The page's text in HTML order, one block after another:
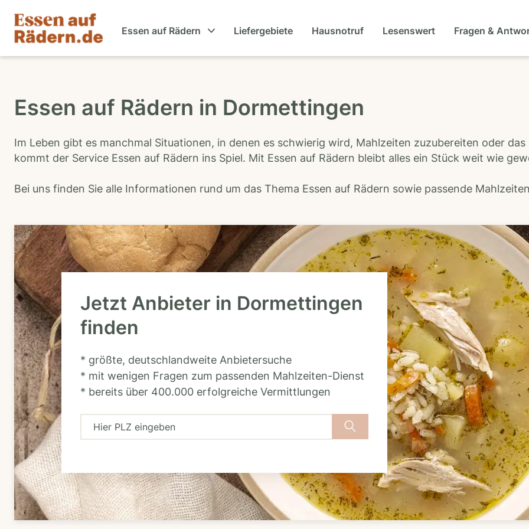
Essen auf Rädern Liefergebiete Hausnotruf Lesenswert Fragen &
Essen auf Rädern in Dormettingen
Im Leben gibt es manchmal Situationen, in denen es schwierig wird, Mahlzeiten zuzubereiten oder
kommt der Service Essen auf Rädern ins Spiel. Mit Essen auf Rädern bleibt alles ein Stück weit wie
Bei uns finden Sie alle Informationen rund um das Thema Essen auf Rädern sowie passende
Jetzt Anbieter in Dormettingen
finden
* größte, deutschlandweite Anbietersuche
* mit wenigen Fragen zum passenden Mahlzeiten-Dienst
* bereits über 400.000 erfolgreiche Vermittlungen
H
r
P
L